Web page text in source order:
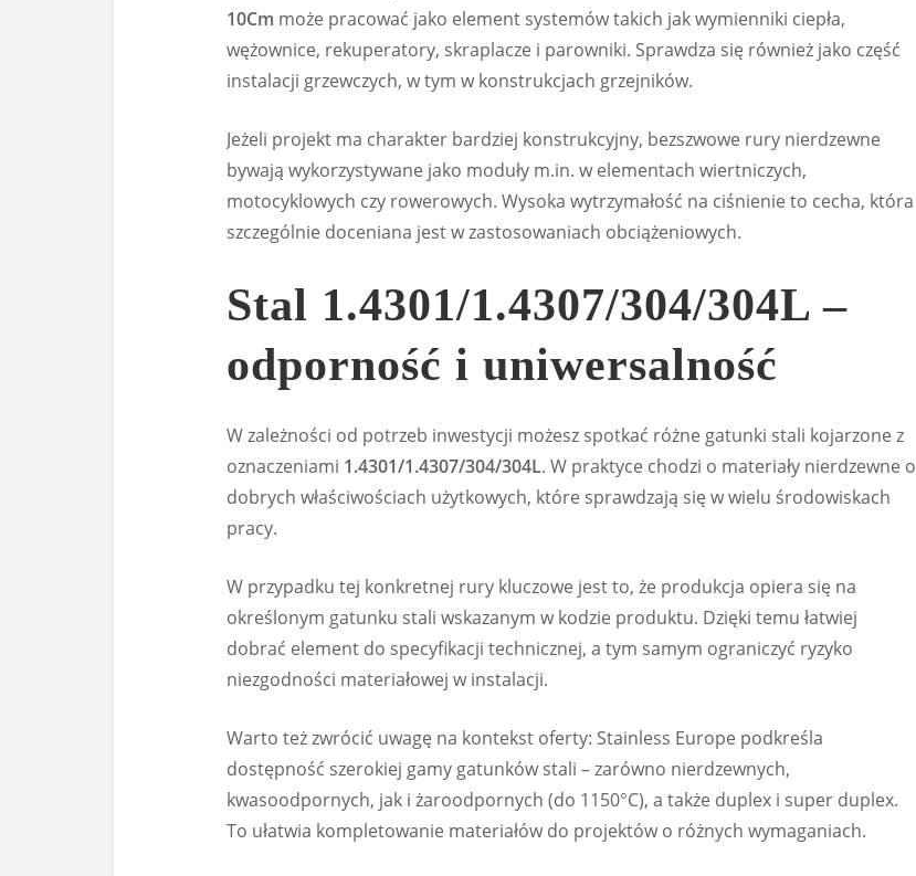
10Cm może pracować jako element systemów takich jak wymienniki ciepła,
wężownice, rekuperatory, skraplacze i parowniki. Sprawdza się również jako część
instalacji grzewczych, w tym w konstrukcjach grzejników.
Jeżeli projekt ma charakter bardziej konstrukcyjny, bezszwowe rury nierdzewne
bywają wykorzystywane jako moduły m.in. w elementach wiertniczych,
motocyklowych czy rowerowych. Wysoka wytrzymałość na ciśnienie to cecha, która
szczególnie doceniana jest w zastosowaniach obciążeniowych.
Stal 1.4301/1.4307/304/304L –
odporność i uniwersalność
W zależności od potrzeb inwestycji możesz spotkać różne gatunki stali kojarzone z
oznaczeniami 1.4301/1.4307/304/304L. W praktyce chodzi o materiały nierdzewne o
dobrych właściwościach użytkowych, które sprawdzają się w wielu środowiskach
pracy.
W przypadku tej konkretnej rury kluczowe jest to, że produkcja opiera się na
określonym gatunku stali wskazanym w kodzie produktu. Dzięki temu łatwiej
dobrać element do specyfikacji technicznej, a tym samym ograniczyć ryzyko
niezgodności materiałowej w instalacji.
Warto też zwrócić uwagę na kontekst oferty: Stainless Europe podkreśla
dostępność szerokiej gamy gatunków stali – zarówno nierdzewnych,
kwasoodpornych, jak i żaroodpornych (do 1150°C), a także duplex i super duplex.
To ułatwia kompletowanie materiałów do projektów o różnych wymaganiach.